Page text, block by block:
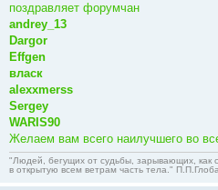
поздравляет форумчан
andrey_13
Dargor
Effgen
власк
alexxmerss
Sergey
WARIS90
Желаем вам всего наилучшего во
"Людей, бегущих от судьбы, зарывающих, как
в открытую всем ветрам часть тела."